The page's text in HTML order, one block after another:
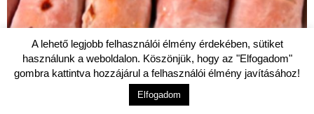
A lehető legjobb felhasználói élmény érdekében, sütiket
használunk a weboldalon. Köszönjük, hogy az "Elfogadom"
gombra kattintva hozzájárul a felhasználói élmény javításához!
Elfogadom